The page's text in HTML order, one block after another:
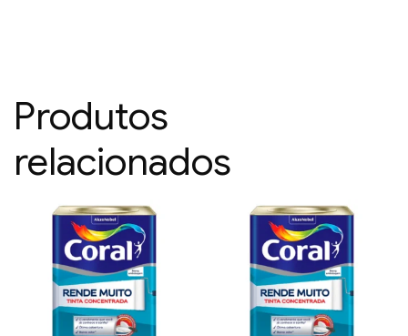
Produtos
relacionados